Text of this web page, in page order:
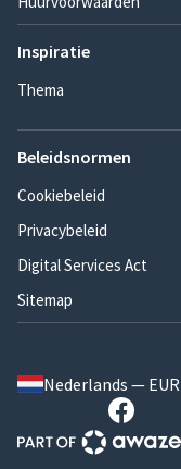
Inspiratie
Thema
Beleidsnormen
Cookiebeleid
Privacybeleid
Digital Services Act
Sitemap
Nederlands — EUR